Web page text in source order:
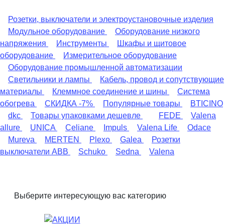
Розетки, выключатели и электроустановочные изделия
Модульное оборудование
Оборудование низкого
напряжения
Инструменты
Шкафы и щитовое
оборудование
Измерительное оборудование
Оборудование промышленной автоматизации
Светильники и лампы
Кабель, провод и сопутствующие
материалы
Клеммное соединение и шины
Система
обогрева
СКИДКА -7% Популярные товары
BTICINO
dkc
Товары упаковками дешевле FEDE
Valena
allure
UNICA Celiane Impuls Valena Life
Odace
Mureva
MERTEN Plexo Galea
Розетки
выключатели ABB
Schuko Sedna Valena
Выберите интересующую вас категорию